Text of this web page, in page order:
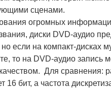
сценами.
огромных
диски DVD-аудио
если на компакт-дисках
то на DVD-аудио запись
Для сравнения:
16 бит, а частота